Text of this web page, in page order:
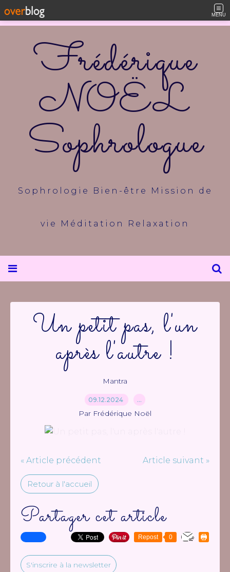
MENU
Frédérique
NOËL
Sophrologue
Sophrologie Bien-être Mission de
vie Méditation Relaxation
Un petit pas, l'un
après l'autre !
Mantra
09.12.2024 …
Par Frédérique Noël
« Article précédent Article suivant »
Retour à l'accueil
Partager cet article
Repost 0
S'inscrire à la newsletter